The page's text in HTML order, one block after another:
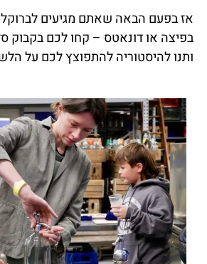
אז בפעם הבאה שאתם מגיעים
בפיצה או דונאטס – קחו לכם בקבוק
ותנו להיסטוריה להתפוצץ לכם על